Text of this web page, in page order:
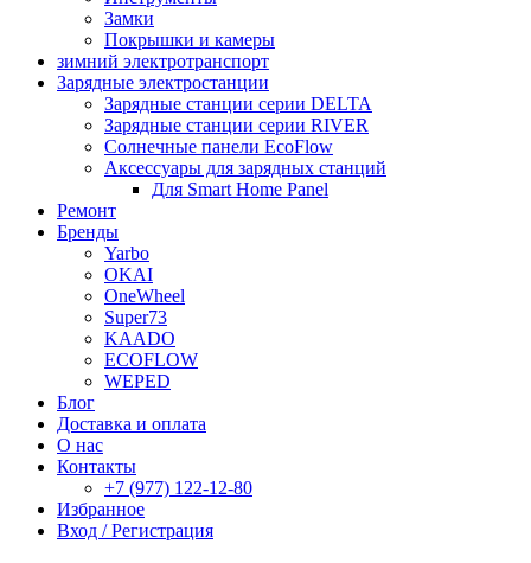
Замки
Покрышки и камеры
зимний электротранспорт
Зарядные электростанции
Зарядные станции серии DELTA
Зарядные станции серии RIVER
Солнечные панели EcoFlow
Аксессуары для зарядных станций
Для Smart Home Panel
Ремонт
Бренды
Yarbo
OKAI
OneWheel
Super73
KAADO
EСOFLOW
WEPED
Блог
Доставка и оплата
О нас
Контакты
+7 (977) 122-12-80
Избранное
Вход / Регистрация